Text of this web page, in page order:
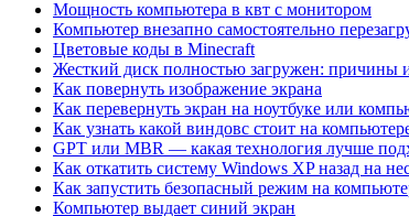
Мощность компьютера в квт с монитором
Компьютер внезапно самостоятельно
Цветовые коды в Minecraft
Жесткий диск полностью загружен: причины
Как повернуть изображение экрана
Как перевернуть экран на ноутбуке или
Как узнать какой виндовс стоит на
GPT или MBR — какая технология лучше
Как откатить систему Windows XP назад на
Как запустить безопасный режим на
Компьютер выдает синий экран